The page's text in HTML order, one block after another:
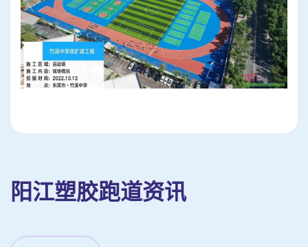
阳江塑胶跑道资讯